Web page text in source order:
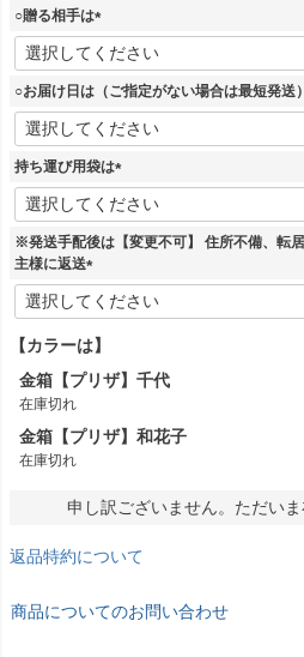
須
○贈る相手は
(
必
須
○お届け日は（ご指定がない場合は最短発送）
持ち運び用袋は
(
必
須
※発送手配後は【変更不可】 住所不備、転
主様に返送
(
必
須
)
【カラーは】
金箱【プリザ】千代
在庫切れ
金箱【プリザ】和花子
在庫切れ
申し訳ございません。ただいま
返品特約について
商品についてのお問い合わせ